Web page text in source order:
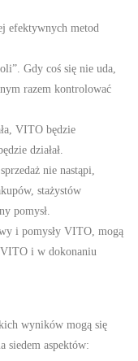
efektywnych metod
Gdy coś się nie uda,
razem kontrolować
VITO będzie
działał.
nie nastąpi,
stażystów
pomysł.
i pomysły VITO, mogą
i w dokonaniu
wyników mogą się
siedem aspektów: